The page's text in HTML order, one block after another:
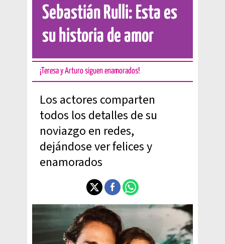
Sebastián Rulli: Esta es
su historia de amor
¡Teresa y Arturo siguen enamorados!
Los actores comparten
todos los detalles de su
noviazgo en redes,
dejándose ver felices y
enamorados